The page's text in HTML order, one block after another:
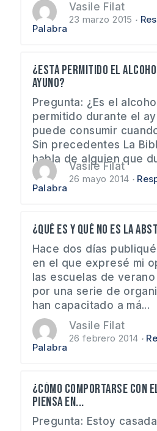
Vasile Filat
23 marzo 2015
Palabra
¿Está permitido el
ayuno?
Pregunta: ¿Es el
permitido durante el
puede consumir
Sin precedentes La
habla de alguien que
Vasile Filat
26 mayo 2014
Palabra
¿Qué es y qué no es la
Hace dos días
en el que expresé mi
las escuelas de
por una serie de
han capacitado a má...
Vasile Filat
26 febrero 2014
Palabra
¿Cómo comportarse con
piensa en...
Pregunta: Estoy